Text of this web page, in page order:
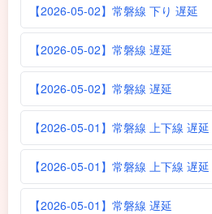
【2026-05-02】常磐線 下り 遅延
【2026-05-02】常磐線 遅延
【2026-05-02】常磐線 遅延
【2026-05-01】常磐線 上下線 遅延
【2026-05-01】常磐線 上下線 遅延
【2026-05-01】常磐線 遅延